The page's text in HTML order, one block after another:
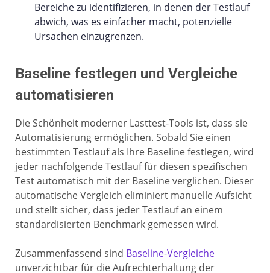
Bereiche zu identifizieren, in denen der Testlauf
abwich, was es einfacher macht, potenzielle
Ursachen einzugrenzen.
Baseline festlegen und Vergleiche
automatisieren
Die Schönheit moderner Lasttest-Tools ist, dass sie
Automatisierung ermöglichen. Sobald Sie einen
bestimmten Testlauf als Ihre Baseline festlegen, wird
jeder nachfolgende Testlauf für diesen spezifischen
Test automatisch mit der Baseline verglichen. Dieser
automatische Vergleich eliminiert manuelle Aufsicht
und stellt sicher, dass jeder Testlauf an einem
standardisierten Benchmark gemessen wird.
Zusammenfassend sind Baseline-Vergleiche
unverzichtbar für die Aufrechterhaltung der